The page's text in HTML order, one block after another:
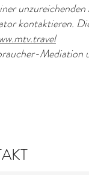
kontaktieren.
Mediation